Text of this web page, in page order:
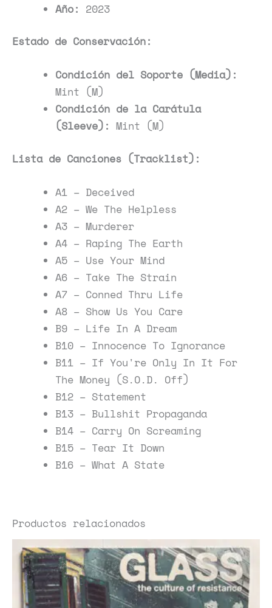
Año: 2023
Estado de Conservación:
Condición del Soporte (Media):
Mint (M)
Condición de la Carátula
(Sleeve): Mint (M)
Lista de Canciones (Tracklist):
A1 – Deceived
A2 – We The Helpless
A3 – Murderer
A4 – Raping The Earth
A5 – Use Your Mind
A6 – Take The Strain
A7 – Conned Thru Life
A8 – Show Us You Care
B9 – Life In A Dream
B10 – Innocence To Ignorance
B11 – If You're Only In It For
The Money (S.O.D. Off)
B12 – Statement
B13 – Bullshit Propaganda
B14 – Carry On Screaming
B15 – Tear It Down
B16 – What A State
Productos relacionados